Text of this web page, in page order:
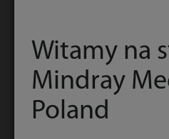
Telefon służbowy
Kraj/region
Witamy na
Mindray
Poland